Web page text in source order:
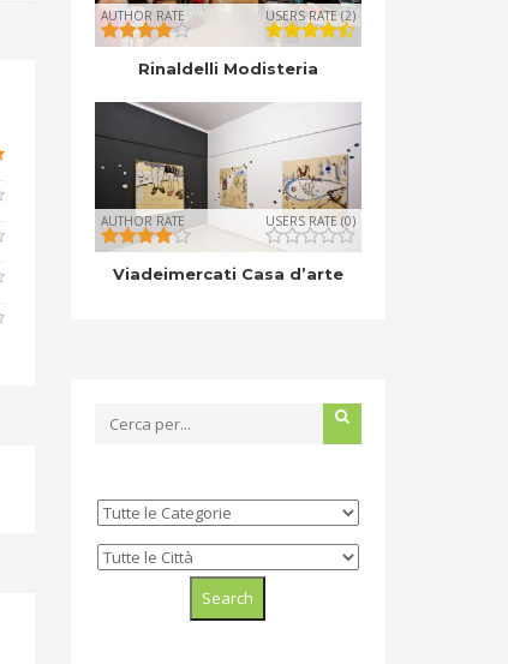
AUTHOR RATE USERS RATE (2)
Rinaldelli Modisteria
AUTHOR RATE USERS RATE (0)
Viadeimercati Casa d’arte